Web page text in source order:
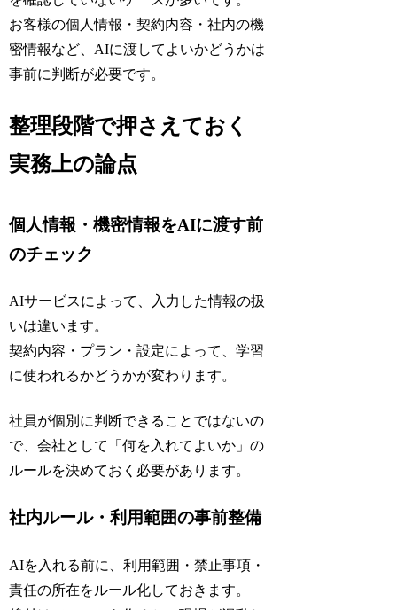
お客様の個人情報・契約内容・社内の機
密情報など、AIに渡してよいかどうかは
事前に判断が必要です。
整理段階で押さえておく
実務上の論点
個人情報・機密情報をAIに渡す前
のチェック
AIサービスによって、入力した情報の扱
いは違います。
契約内容・プラン・設定によって、学習
に使われるかどうかが変わります。
社員が個別に判断できることではないの
で、会社として「何を入れてよいか」の
ルールを決めておく必要があります。
社内ルール・利用範囲の事前整備
AIを入れる前に、利用範囲・禁止事項・
責任の所在をルール化しておきます。